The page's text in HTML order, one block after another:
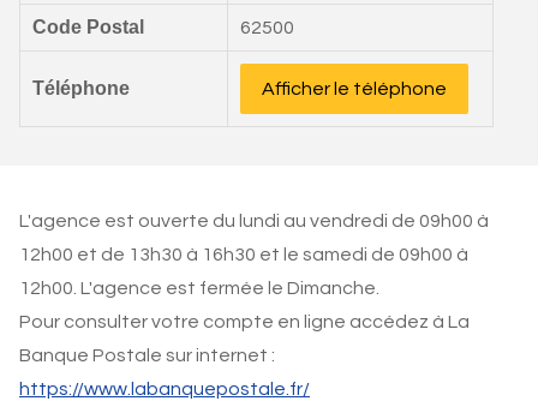
Code Postal 62500
Téléphone Afficher le téléphone
L'agence est ouverte du lundi au vendredi de 09h00 à
12h00 et de 13h30 à 16h30 et le samedi de 09h00 à
12h00. L'agence est fermée le Dimanche.
Pour consulter votre compte en ligne accédez à La
Banque Postale sur internet :
https://www.labanquepostale.fr/